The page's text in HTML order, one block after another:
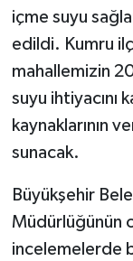
içme suyu
edildi. Kumru
mahallemizin
suyu ihtiyacını
kaynaklarının
sunacak.
Büyükşehir
Müdürlüğünün
incelemelerde